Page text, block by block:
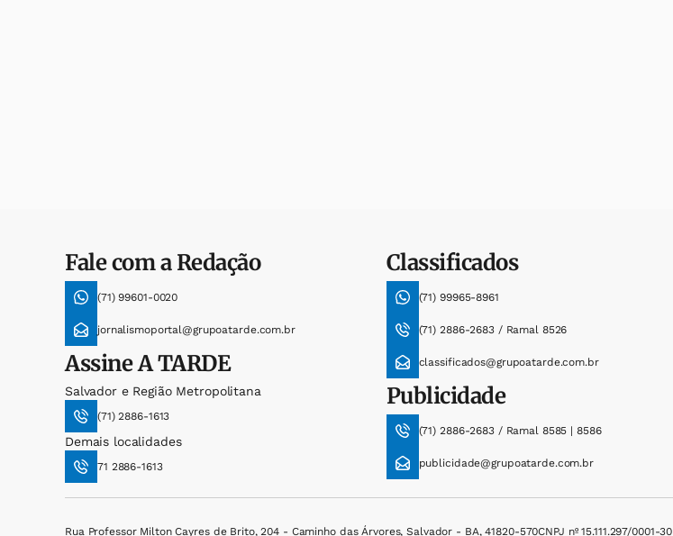
Fale com a Redação
(71) 99601-0020
jornalismoportal@grupoatarde.com.br
AssineA TARDE
Salvador e Região Metropolitana
(71) 2886-1613
Demais localidades
71 2886-1613
Classificados
(71) 99965-8961
(71) 2886-2683 / Ramal 8526
classificados@grupoatarde.com.br
Publicidade
(71) 2886-2683 / Ramal 8585 | 8586
publicidade@grupoatarde.com.br
Rua Professor Milton Cayres de Brito, 204 - Caminho das Árvores, Salvador - BA, 41820-570CNPJ nº 15.111.297/0001-30